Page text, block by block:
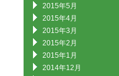
2015年5月
2015年4月
2015年3月
2015年2月
2015年1月
2014年12月